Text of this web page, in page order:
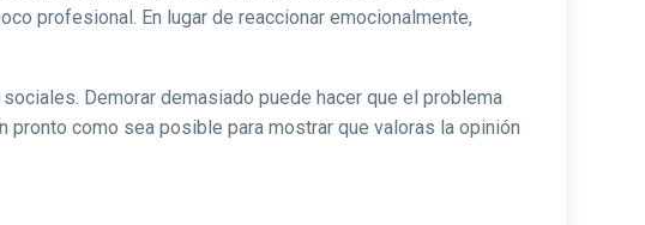
profesional. En lugar de reaccionar emocionalmente,
Demorar demasiado puede hacer que el problema
como sea posible para mostrar que valoras la opinión